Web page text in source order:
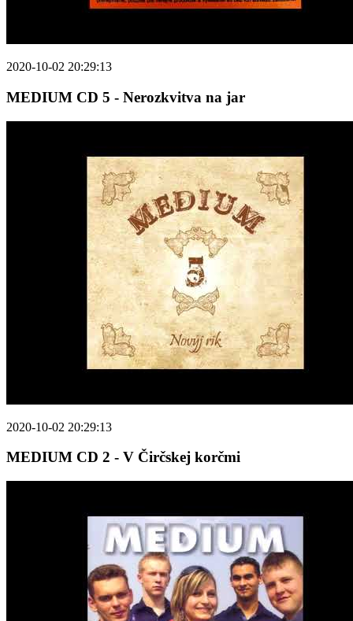
2020-10-02 20:29:13
MEDIUM CD 5 - Nerozkvitva na jar
2020-10-02 20:29:13
MEDIUM CD 2 - V Čirčskej korčmi